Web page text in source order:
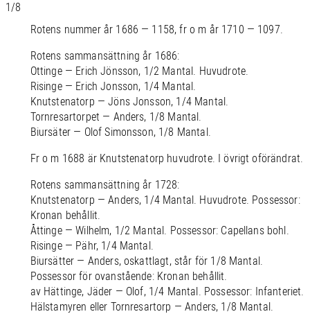
1/8
Rotens nummer år 1686 — 1158, fr o m år 1710 — 1097.
Rotens sammansättning år 1686:
Ottinge — Erich Jönsson, 1/2 Mantal. Huvudrote.
Risinge — Erich Jonsson, 1/4 Mantal.
Knutstenatorp — Jöns Jonsson, 1/4 Mantal.
Tornresartorpet — Anders, 1/8 Mantal.
Biursäter — Olof Simonsson, 1/8 Mantal.
Fr o m 1688 är Knutstenatorp huvudrote. I övrigt oförändrat.
Rotens sammansättning år 1728:
Knutstenatorp — Anders, 1/4 Mantal. Huvudrote. Possessor:
Kronan behållit.
Åttinge — Wilhelm, 1/2 Mantal. Possessor: Capellans bohl.
Risinge — Pähr, 1/4 Mantal.
Biursätter — Anders, oskattlagt, står för 1/8 Mantal.
Possessor för ovanstående: Kronan behållit.
av Hättinge, Jäder — Olof, 1/4 Mantal. Possessor: Infanteriet.
Hälstamyren eller Tornresartorp — Anders, 1/8 Mantal.